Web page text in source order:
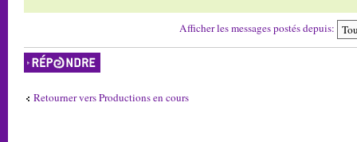
Afficher les messages postés depuis:
Répondre
Retourner vers Productions en cours